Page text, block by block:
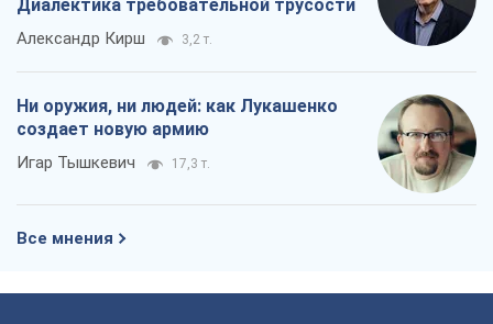
Диалектика требовательной трусости
Александр Кирш 3,2 т.
Ни оружия, ни людей: как Лукашенко
создает новую армию
Игар Тышкевич 17,3 т.
Все мнения